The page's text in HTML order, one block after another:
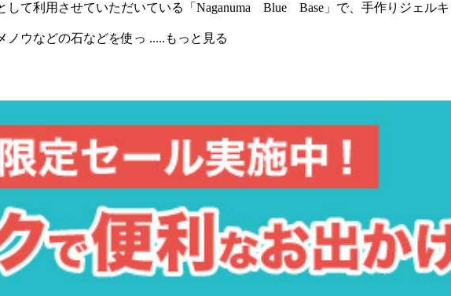
て利用させていただいている「Naganuma Blue Base」で、手作りジェル
ノウなどの石などを使っ .....もっと見る